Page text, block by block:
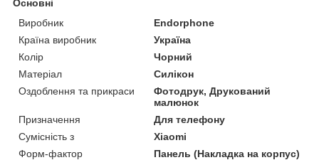
Основні
Виробник
Endorphone
Країна виробник
Україна
Колір
Чорний
Матеріал
Силікон
Оздоблення та прикраси
Фотодрук, Друкований
малюнок
Призначення
Для телефону
Сумісність з
Xiaomi
Форм-фактор
Панель (Накладка на корпус)